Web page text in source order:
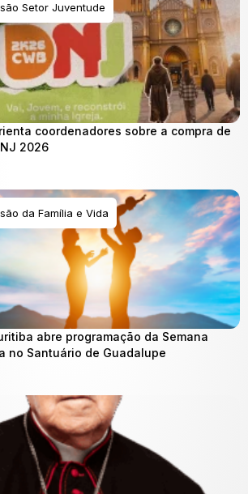
Setor Juventude
coordenadores sobre a compra de
2026
da Família e Vida
abre programação da Semana
no Santuário de Guadalupe